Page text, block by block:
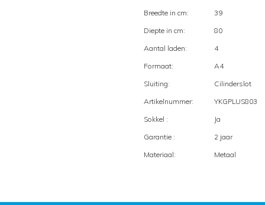
Breedte in cm:
39
Diepte in cm:
80
Aantal laden:
4
Formaat:
A4
Sluiting:
Cilinderslot
Artikelnummer:
YKGPLUS803
Sokkel :
Ja
Garantie :
2 jaar
Materiaal:
Metaal